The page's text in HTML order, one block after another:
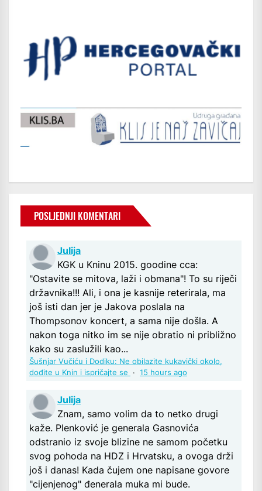
POSLJEDNJI KOMENTARI
Julija
KGK u Kninu 2015. goodine cca:
"Ostavite se mitova, laži i obmana"! To su riječi
državnika!!! Ali, i ona je kasnije reterirala, ma
još isti dan jer je Jakova poslala na
Thompsonov koncert, a sama nije došla. A
nakon toga nitko im se nije obratio ni približno
kako su zaslužili kao...
Šušnjar Vučiću i Dodiku: Ne obilazite kukavički okolo,
dođite u Knin i ispričajte se
· 15 hours ago
Julija
Znam, samo volim da to netko drugi
kaže. Plenković je generala Gasnovića
odstranio iz svoje blizine ne samom početku
svog pohoda na HDZ i Hrvatsku, a ovoga drži
još i danas! Kada čujem one napisane govore
"cijenjenog" đenerala muka mi bude.